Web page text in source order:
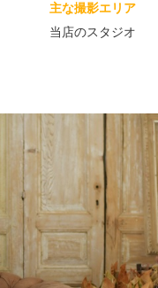
主な撮影エリア
当店のスタジオ